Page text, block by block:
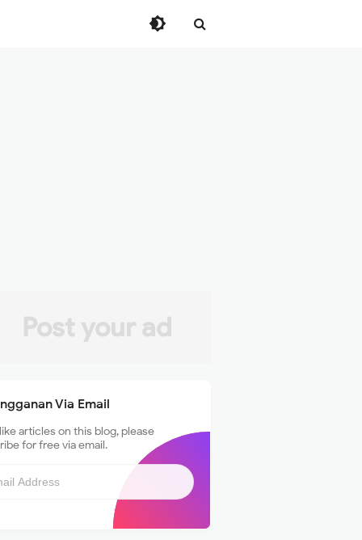
Post your ad
Via Email
articles on this blog, please
for free via email.